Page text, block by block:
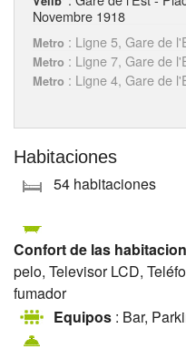
Novembre 1918
Metro : Ligne 5, Gare de
Metro : Ligne 7, Gare de
Metro : Ligne 4, Gare de
Habitaciones
54 habitaciones
Confort de las
pelo, Televisor LCD,
fumador
Equipos : Bar,